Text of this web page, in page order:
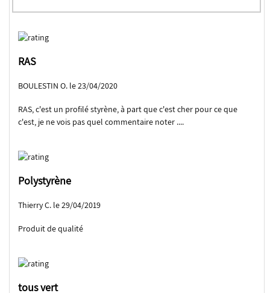
RAS
BOULESTIN O. le 23/04/2020
RAS, c'est un profilé styrène, à part que c'est cher pour ce que
c'est, je ne vois pas quel commentaire noter ....
Polystyrène
Thierry C. le 29/04/2019
Produit de qualité
tous vert